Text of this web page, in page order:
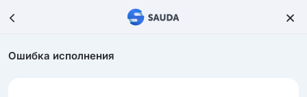
Ошибка исполнения